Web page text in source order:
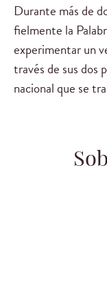
Durante más de
fielmente la
experimentar un
través de sus dos
nacional que se